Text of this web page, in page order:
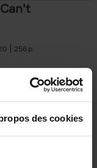
des cookies
256